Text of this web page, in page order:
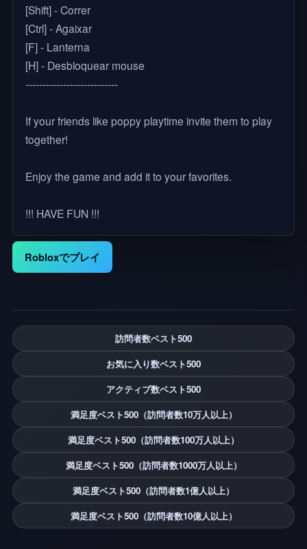
[Shift] - Correr
[Ctrl] - Agaixar
[F] - Lanterna
[H] - Desbloquear mouse
---------------------------
If your friends like poppy playtime invite them to play
together!
Enjoy the game and add it to your favorites.
!!! HAVE FUN !!!
Robloxでプレイ
訪問者数ベスト500
お気に入り数ベスト500
アクティブ数ベスト500
満足度ベスト500（訪問者数10万人以上）
満足度ベスト500（訪問者数100万人以上）
満足度ベスト500（訪問者数1000万人以上）
満足度ベスト500（訪問者数1億人以上）
満足度ベスト500（訪問者数10億人以上）